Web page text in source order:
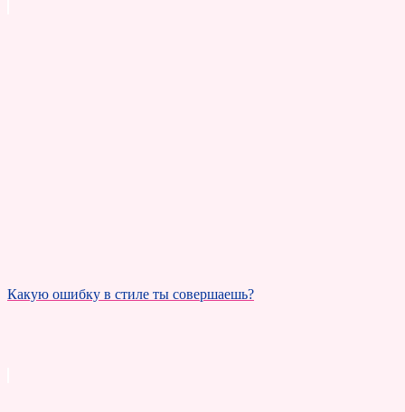
Какую ошибку в стиле ты совершаешь?